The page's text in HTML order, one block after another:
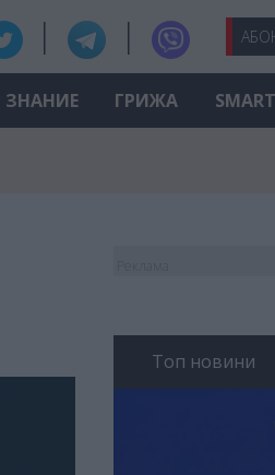
АБО
ЗНАНИЕ ГРИЖА
Топ новини